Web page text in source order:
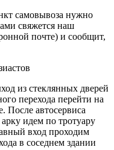
самовывоза нужно
свяжется наш
почте) и сообщит,
из стеклянных дверей
перехода перейти на
После автосервиса
идем по тротуару
вход проходим
в соседнем здании